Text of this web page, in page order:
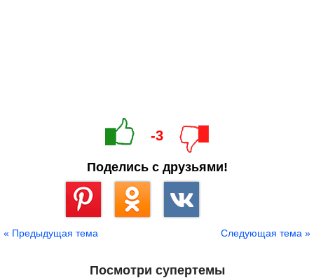
-3
Поделись с друзьями!
« Предыдущая тема Следующая тема »
Посмотри супертемы